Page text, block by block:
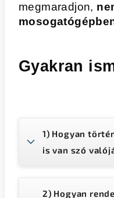
megmaradjon,
Gyakran
1) Hogyan
is van szó
2) Hogyan